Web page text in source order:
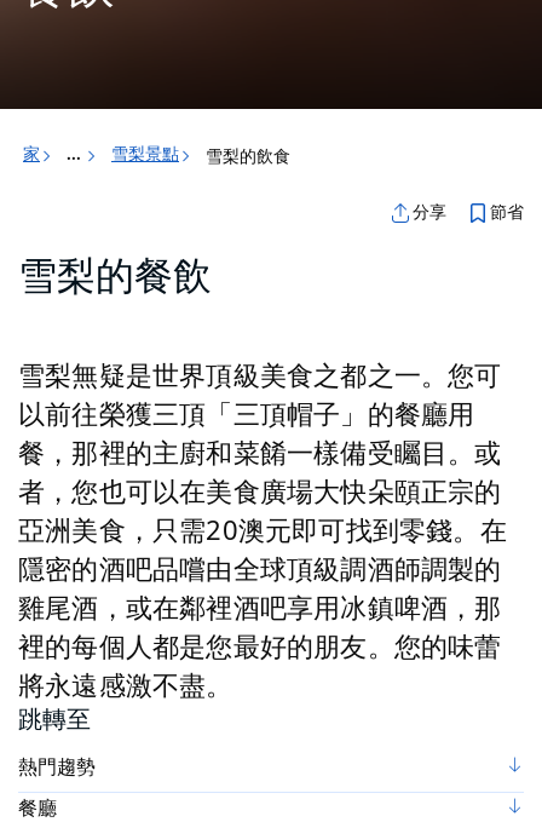
家 ... 雪梨景點 雪梨的飲食
分享 節省
雪梨的餐飲
雪梨無疑是世界頂級美食之都之一。您可
以前往榮獲三頂「三頂帽子」的餐廳用
餐，那裡的主廚和菜餚一樣備受矚目。或
者，您也可以在美食廣場大快朵頤正宗的
亞洲美食，只需20澳元即可找到零錢。在
隱密的酒吧品嚐由全球頂級調酒師調製的
雞尾酒，或在鄰裡酒吧享用冰鎮啤酒，那
裡的每個人都是您最好的朋友。您的味蕾
將永遠感激不盡。
跳轉至
熱門趨勢
餐廳